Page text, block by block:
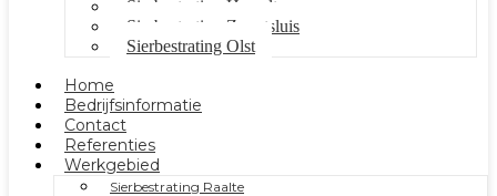
Sierbestrating Hasselt
Sierbestrating Zwartsluis
Sierbestrating Olst
Home
Bedrijfsinformatie
Contact
Referenties
Werkgebied
Sierbestrating Raalte